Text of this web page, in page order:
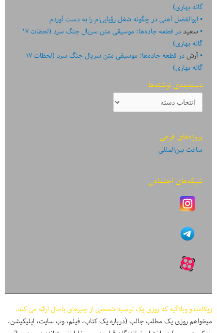
گانه بهاری)
ابوالفضل آهنیدر چگونه شغل رؤیایی‌ام را به دست آوردم
سعیددر
قطعه جاده‌ها: موسیقی متن سریال جنگ سرد (لحظات ۱۷
گانه بهاری)
آرشدر
قطعه جاده‌ها: موسیقی متن سریال جنگ سرد (لحظات ۱۷
گانه بهاری)
دسته‌بندی نوشته‌ها
دسته‌بندی
نوشته‌ها
پروژه‌های فرعی
ساعت بین‌المللی
شبکه‌های اجتماعی
ریکامندو وبلاگیه که روزی یک توصیه شخصی از چیزهای باحال ارائه می کنه.
میخواهم روزی یک مطلب جالب (درباره یک کتاب، فیلم، وب سایت، اپلیکیشن،